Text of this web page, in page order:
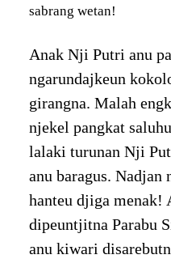
sabrang wetan!
Anak Nji Putri anu
ngarundajkeun
girangna. Malah
njekel pangkat
lalaki turunan Nji
anu baragus. Nadjan
hanteu djiga menak!
dipeuntjitna Parabu
anu kiwari